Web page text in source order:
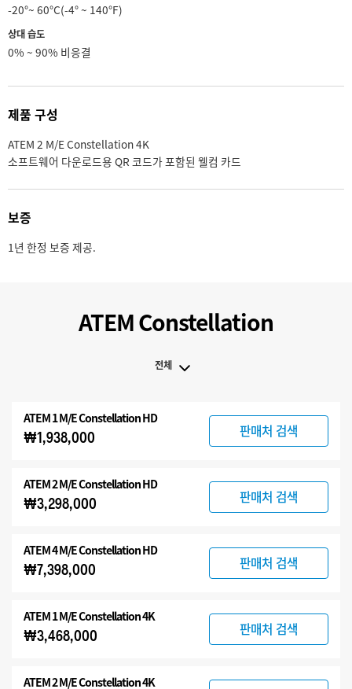
-20°~ 60°C(-4° ~ 140°F)
상대 습도
0% ~ 90% 비응결
제품 구성
ATEM 2 M/E Constellation 4K
소프트웨어 다운로드용 QR 코드가 포함된 웰컴 카드
보증
1년 한정 보증 제공.
ATEM Constellation
전체
호환 제품
ATEM 1 M/E Constellation HD
₩1,938,000 판매처 검색
ATEM 2 M/E Constellation HD
₩3,298,000 판매처 검색
ATEM 4 M/E Constellation HD
₩7,398,000 판매처 검색
ATEM 1 M/E Constellation 4K
₩3,468,000 판매처 검색
ATEM 2 M/E Constellation 4K